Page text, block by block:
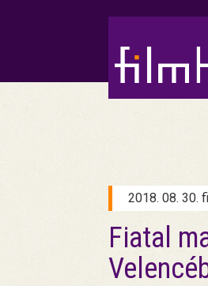
2018. 08. 30.
Fiatal